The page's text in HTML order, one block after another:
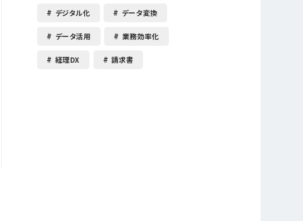
デジタル化 データ変換
データ活用 業務効率化
経理DX 請求書